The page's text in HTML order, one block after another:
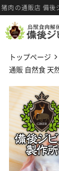
店 備後ジビエ製
商品一覧
卸売商品のご注
広島備後地域の
ジビエ肉の食肉
トップページ
通販 自然食 天